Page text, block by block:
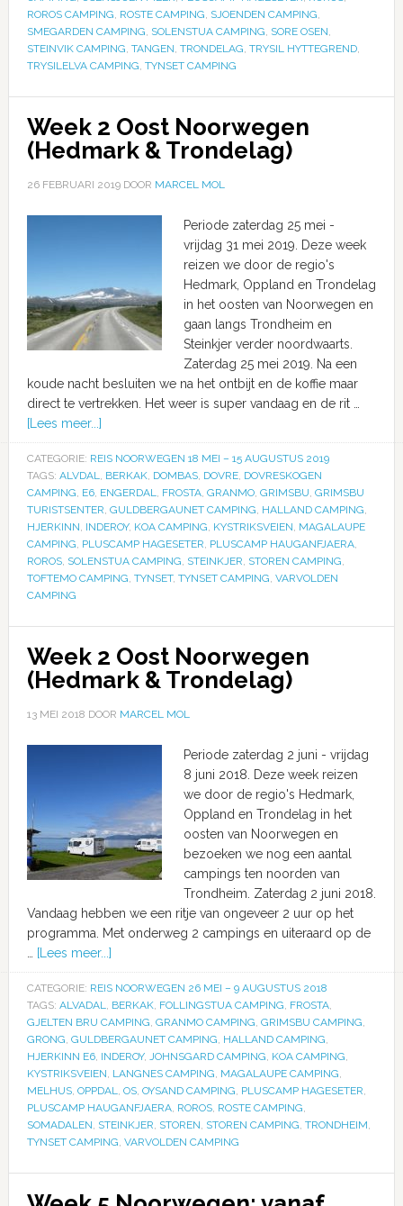
ROROS CAMPING, ROSTE CAMPING, SJOENDEN CAMPING,
SMEGARDEN CAMPING, SOLENSTUA CAMPING, SORE OSEN,
STEINVIK CAMPING, TANGEN, TRONDELAG, TRYSIL HYTTEGREND,
TRYSILELVA CAMPING, TYNSET CAMPING
Week 2 Oost Noorwegen
(Hedmark & Trondelag)
26 FEBRUARI 2019DOOR MARCEL MOL
Periode zaterdag 25 mei -
vrijdag 31 mei 2019. Deze week
reizen we door de regio's
Hedmark, Oppland en Trondelag
in het oosten van Noorwegen en
gaan langs Trondheim en
Steinkjer verder noordwaarts.
Zaterdag 25 mei 2019. Na een
koude nacht besluiten we na het ontbijt en de koffie maar
direct te vertrekken. Het weer is super vandaag en de rit …
[Lees meer...]
CATEGORIE: REIS NOORWEGEN 18 MEI – 15 AUGUSTUS 2019
TAGS: ALVDAL, BERKAK, DOMBAS, DOVRE, DOVRESKOGEN
CAMPING, E6, ENGERDAL, FROSTA, GRANMO, GRIMSBU, GRIMSBU
TURISTSENTER, GULDBERGAUNET CAMPING, HALLAND CAMPING,
HJERKINN, INDEROY, KOA CAMPING, KYSTRIKSVEIEN, MAGALAUPE
CAMPING, PLUSCAMP HAGESETER, PLUSCAMP HAUGANFJAERA,
ROROS, SOLENSTUA CAMPING, STEINKJER, STOREN CAMPING,
TOFTEMO CAMPING, TYNSET, TYNSET CAMPING, VARVOLDEN
CAMPING
Week 2 Oost Noorwegen
(Hedmark & Trondelag)
13 MEI 2018 DOOR MARCEL MOL
Periode zaterdag 2 juni - vrijdag
8 juni 2018. Deze week reizen
we door de regio's Hedmark,
Oppland en Trondelag in het
oosten van Noorwegen en
bezoeken we nog een aantal
campings ten noorden van
Trondheim. Zaterdag 2 juni 2018.
Vandaag hebben we een ritje van ongeveer 2 uur op het
programma. Met onderweg 2 campings en uiteraard op de
[Lees meer...]
CATEGORIE: REIS NOORWEGEN 26 MEI – 9 AUGUSTUS 2018
TAGS: ALVADAL, BERKAK, FOLLINGSTUA CAMPING, FROSTA,
GJELTEN BRU CAMPING, GRANMO CAMPING, GRIMSBU CAMPING,
GRONG, GULDBERGAUNET CAMPING, HALLAND CAMPING,
HJERKINN E6, INDEROY, JOHNSGARD CAMPING, KOA CAMPING,
KYSTRIKSVEIEN, LANGNES CAMPING, MAGALAUPE CAMPING,
MELHUS, OPPDAL, OS, OYSAND CAMPING, PLUSCAMP HAGESETER,
PLUSCAMP HAUGANFJAERA, ROROS, ROSTE CAMPING,
SOMADALEN, STEINKJER, STOREN, STOREN CAMPING, TRONDHEIM,
TYNSET CAMPING, VARVOLDEN CAMPING